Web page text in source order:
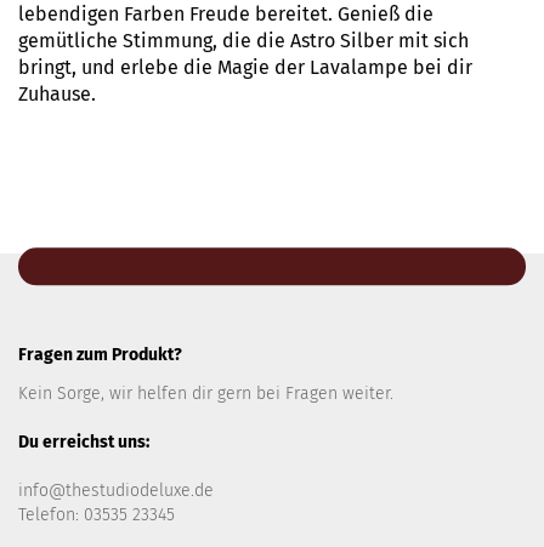
lebendigen Farben Freude bereitet. Genieß die
gemütliche Stimmung, die die Astro Silber mit sich
bringt, und erlebe die Magie der Lavalampe bei dir
Zuhause.
Fragen zum Produkt?
Kein Sorge, wir helfen dir gern bei Fragen weiter.
Du erreichst uns:
info@thestudiodeluxe.de
Telefon: 03535 23345